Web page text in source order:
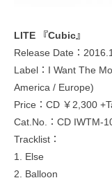
LITE 『Cubic』
Release Date：
Label：I Want The
America / Europe)
Price：CD ￥2,300
Cat.No.：CD IWTM-
Tracklist：
1. Else
2. Balloon